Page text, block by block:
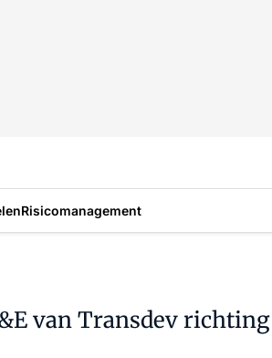
Risicomanagement
van Transdev